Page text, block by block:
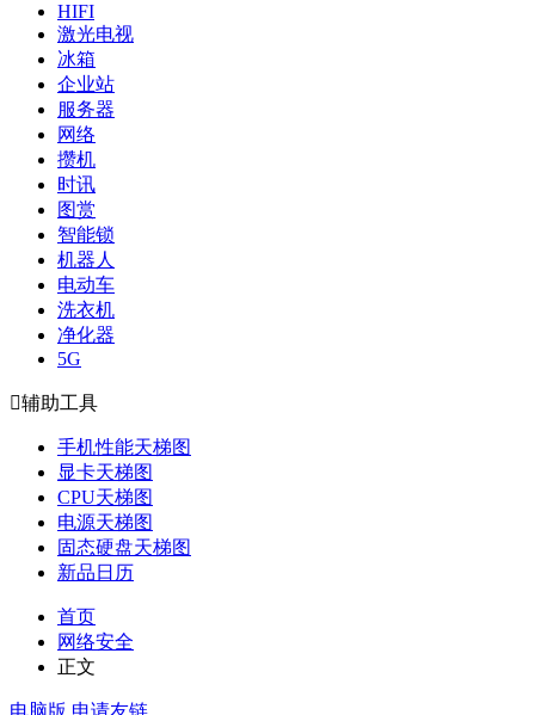
HIFI
激光电视
冰箱
企业站
服务器
网络
攒机
时讯
图赏
智能锁
机器人
电动车
洗衣机
净化器
5G
辅助工具
手机性能天梯图
显卡天梯图
CPU天梯图
电源天梯图
固态硬盘天梯图
新品日历
首页
网络安全
正文